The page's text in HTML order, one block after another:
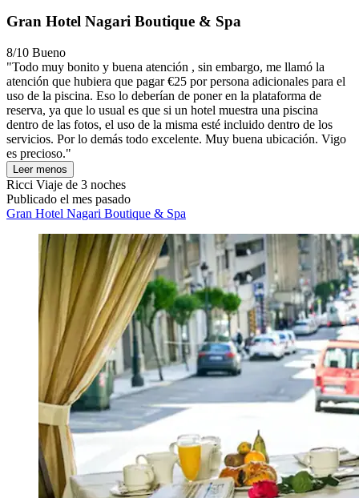
Gran Hotel Nagari Boutique & Spa
8/10 Bueno
"Todo muy bonito y buena atención , sin embargo, me llamó la
atención que hubiera que pagar €25 por persona adicionales para el
uso de la piscina. Eso lo deberían de poner en la plataforma de
reserva, ya que lo usual es que si un hotel muestra una piscina
dentro de las fotos, el uso de la misma esté incluido dentro de los
servicios. Por lo demás todo excelente. Muy buena ubicación. Vigo
es precioso."
Leer menos
Ricci Viaje de 3 noches
Publicado el mes pasado
Gran Hotel Nagari Boutique & Spa